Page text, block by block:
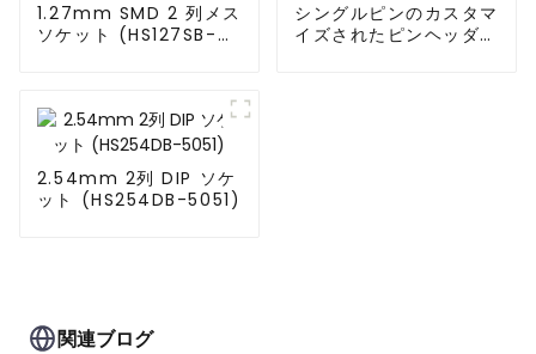
1.27mm SMD 2 列メス
ソケット (HS127SB-
シングルピンのカスタマ
イズされたピンヘッダー
2.54mm 2列 DIP ソケ
ット (HS254DB-5051)
関連ブログ